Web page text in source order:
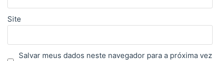
Site
Salvar meus dados neste navegador para a próxima vez